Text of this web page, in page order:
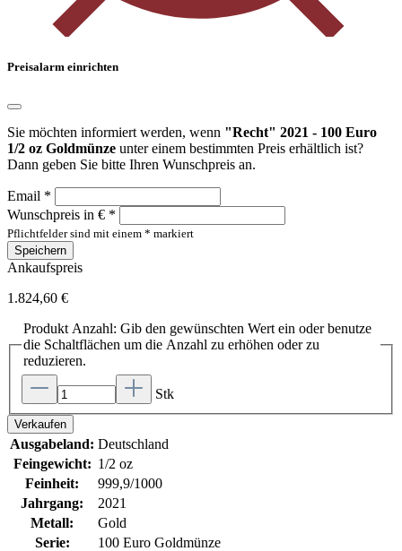
Preisalarm einrichten
Sie möchten informiert werden, wenn "Recht" 2021 - 100 Euro
1/2 oz Goldmünze unter einem bestimmten Preis erhältlich ist?
Dann geben Sie bitte Ihren Wunschpreis an.
Email *
Wunschpreis in € *
Pflichtfelder sind mit einem * markiert
Speichern
Ankaufspreis
1.824,60 €
Produkt Anzahl: Gib den gewünschten Wert ein oder benutze
die Schaltflächen um die Anzahl zu erhöhen oder zu
reduzieren.
Stk
Verkaufen
Ausgabeland: Deutschland
Feingewicht: 1/2 oz
Feinheit:
999,9/1000
Jahrgang:
2021
Metall:
Gold
Serie:
100 Euro Goldmünze